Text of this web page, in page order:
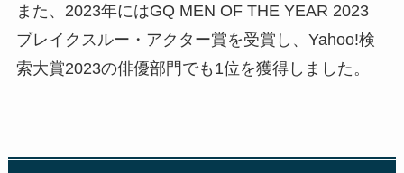
また、2023年にはGQ MEN OF THE YEAR 2023
ブレイクスルー・アクター賞を受賞し、Yahoo!検
索大賞2023の俳優部門でも1位を獲得しました。